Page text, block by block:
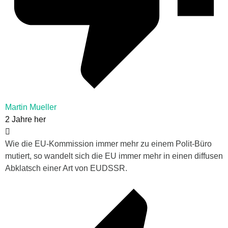
Martin Mueller
2 Jahre her
Wie die EU-Kommission immer mehr zu einem Polit-Büro
mutiert, so wandelt sich die EU immer mehr in einen diffusen
Abklatsch einer Art von EUDSSR.